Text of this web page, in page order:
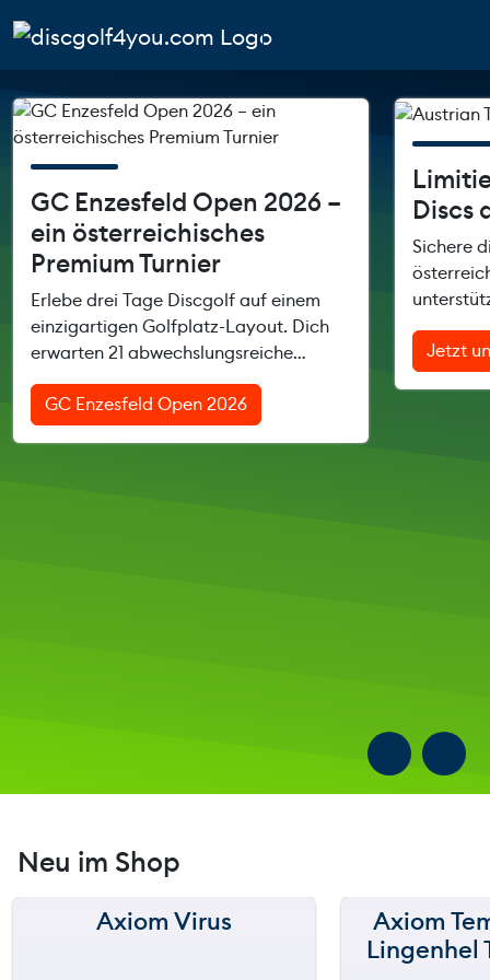
GC Enzesfeld Open 2026 –
ein österreichisches
Premium Turnier
Erlebe drei Tage Discgolf auf einem
einzigartigen Golfplatz-Layout. Dich
erwarten 21 abwechslungsreiche
Bahnen, eine Runde pro Tag, perfekte
Turnierbedingungen und eine
besondere Atmosphäre am GC
GC Enzesfeld Open 2026
Discs
Sichere
Discgolf.
Jetzt
Neu im Shop
150 mAxiom Virus 150 m
Axiom
Lingenhel